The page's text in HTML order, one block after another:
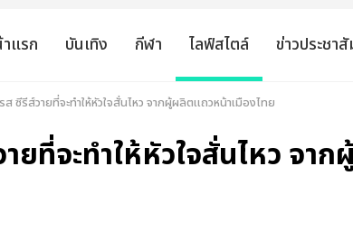
แรก บันเทิง กีฬา ไลฟ์สไตล์ ข่าวประชา
ส ซีรีส์วายที่จะทำให้หัวใจสั่นไหว จากผู้ผลิตแถวหน้าเมืองไทย
ยที่จะทำให้หัวใจสั่นไหว จา